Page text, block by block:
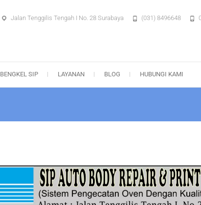
Jalan Tenggilis Tengah I No. 28 Surabaya (031) 8496648
BENGKEL SIP LAYANAN BLOG HUBUNGI KAMI